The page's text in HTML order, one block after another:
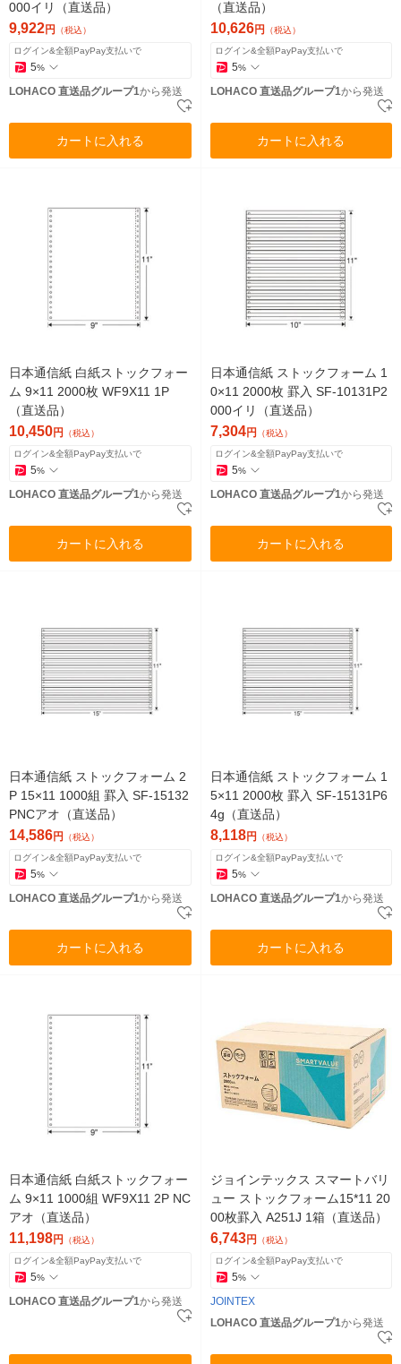
000イリ（直送品）
9,922円 （税込）
ログイン&全額PayPay支払いで
5%
LOHACO 直送品グループ1から発送
カートに入れる
（直送品）
10,626円 （税込）
ログイン&全額PayPay支払いで
5%
LOHACO 直送品グループ1から発送
カートに入れる
日本通信紙 白紙ストックフォー
ム 9×11 2000枚 WF9X11 1P
（直送品）
10,450円 （税込）
ログイン&全額PayPay支払いで
5%
LOHACO 直送品グループ1から発送
カートに入れる
日本通信紙 ストックフォーム 1
0×11 2000枚 罫入 SF-10131P2
000イリ（直送品）
7,304円 （税込）
ログイン&全額PayPay支払いで
5%
LOHACO 直送品グループ1から発送
カートに入れる
日本通信紙 ストックフォーム 2
P 15×11 1000組 罫入 SF-15132
PNCアオ（直送品）
14,586円 （税込）
ログイン&全額PayPay支払いで
5%
LOHACO 直送品グループ1から発送
カートに入れる
日本通信紙 ストックフォーム 1
5×11 2000枚 罫入 SF-15131P6
4g（直送品）
8,118円 （税込）
ログイン&全額PayPay支払いで
5%
LOHACO 直送品グループ1から発送
カートに入れる
日本通信紙 白紙ストックフォー
ム 9×11 1000組 WF9X11 2P NC
アオ（直送品）
11,198円 （税込）
ログイン&全額PayPay支払いで
5%
LOHACO 直送品グループ1から発送
ジョインテックス スマートバリ
ュー ストックフォーム15*11 20
00枚罫入 A251J 1箱（直送品）
6,743円 （税込）
ログイン&全額PayPay支払いで
5%
JOINTEX
LOHACO 直送品グループ1から発送